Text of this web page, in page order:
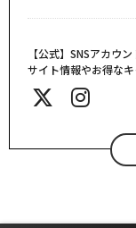
【公式】SNSアカウン
サイト情報やお得な